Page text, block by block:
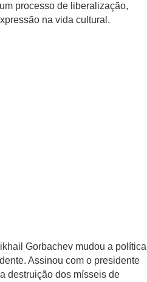
processo de liberalização,
na vida cultural.
Gorbachev mudou a política
Assinou com o presidente
destruição dos mísseis de